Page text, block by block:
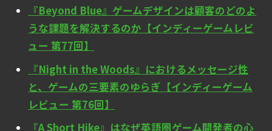
『Beyond Blue』ゲームデザインは顧客のどのよ
うな課題を解決するのか【インディーゲームレビ
ュー 第77回】
『Night in the Woods』におけるメッセージ性
と、ゲームの三要素のゆらぎ【インディーゲーム
レビュー 第76回】
『A Short Hike』はなぜ英語圏ゲーム開発者の心